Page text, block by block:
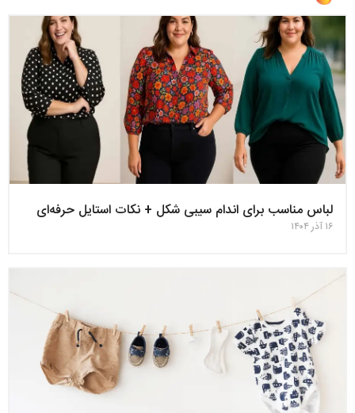
لباس مناسب برای اندام سیبی‌ شکل + نکات استایل حرفه‌ای
۱۶ آذر ۱۴۰۴